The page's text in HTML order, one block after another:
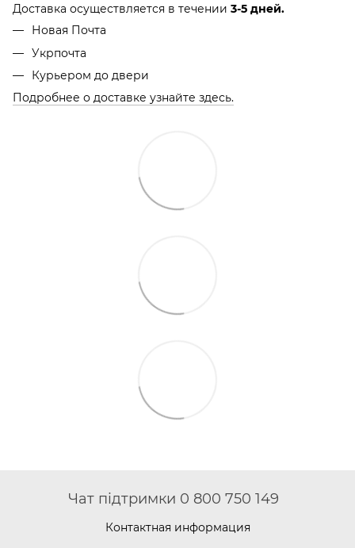
Доставка осуществляется в течении 3-5 дней.
Новая Почта
Укрпочта
Курьером до двери
Подробнее о доставке узнайте здесь.
Чат підтримки 0 800 750 149
Контактная информация